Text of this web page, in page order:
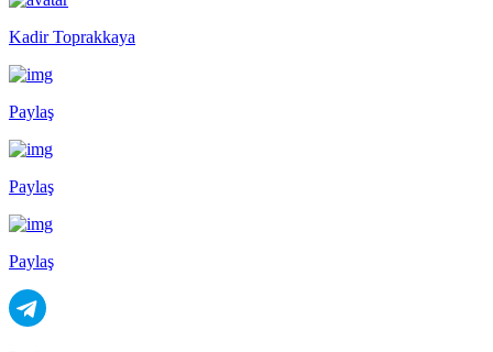
Kadir Toprakkaya
Paylaş
Paylaş
Paylaş